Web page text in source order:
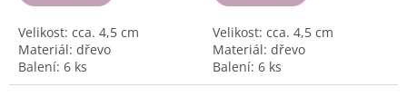
Velikost: cca. 4,5 cm
Materiál: dřevo
Balení: 6 ks
Velikost: cca. 4,5 cm
Materiál: dřevo
Balení: 6 ks